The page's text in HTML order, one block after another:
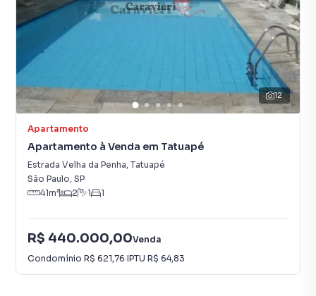
12
Apartamento
Apartamento à Venda em Tatuapé
Estrada Velha da Penha, Tatuapé
São Paulo, SP
41m² 2 1 1
R$ 440.000,00Venda
Condomínio R$ 621,76·IPTU R$ 64,83